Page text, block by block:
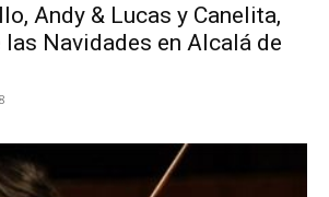
Andy & Lucas y Canelita,
Navidades en Alcalá de